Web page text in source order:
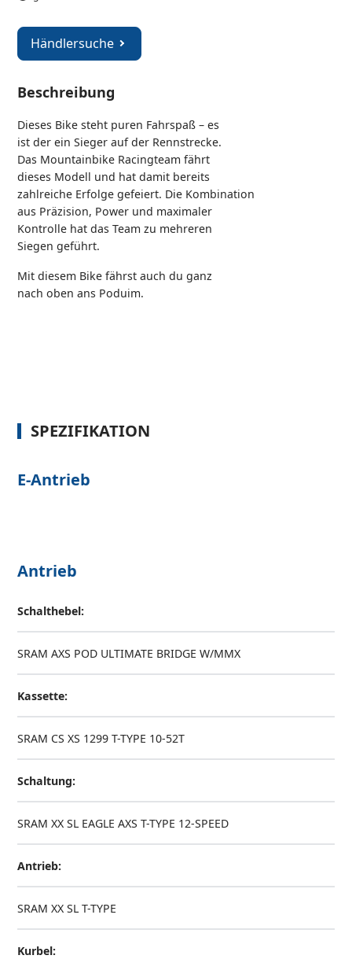
Händlersuche
Beschreibung
Dieses Bike steht puren Fahrspaß – es
ist der ein Sieger auf der Rennstrecke.
Das Mountainbike Racingteam fährt
dieses Modell und hat damit bereits
zahlreiche Erfolge gefeiert. Die Kombination
aus Präzision, Power und maximaler
Kontrolle hat das Team zu mehreren
Siegen geführt.
Mit diesem Bike fährst auch du ganz
nach oben ans Poduim.
SPEZIFIKATION
E-Antrieb
Antrieb
Schalthebel:
SRAM AXS POD ULTIMATE BRIDGE W/MMX
Kassette:
SRAM CS XS 1299 T-TYPE 10-52T
Schaltung:
SRAM XX SL EAGLE AXS T-TYPE 12-SPEED
Antrieb:
SRAM XX SL T-TYPE
Kurbel: